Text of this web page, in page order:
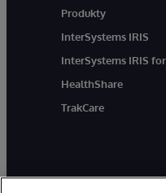
Produkty
InterSystems IRIS
InterSystems IRIS
HealthShare
TrakCare